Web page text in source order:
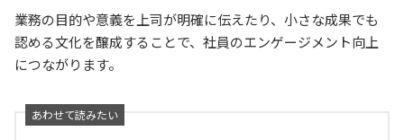
業務の目的や意義を上司が明確に伝えたり、小さな成果でも
認める文化を醸成することで、社員のエンゲージメント向上
につながります。